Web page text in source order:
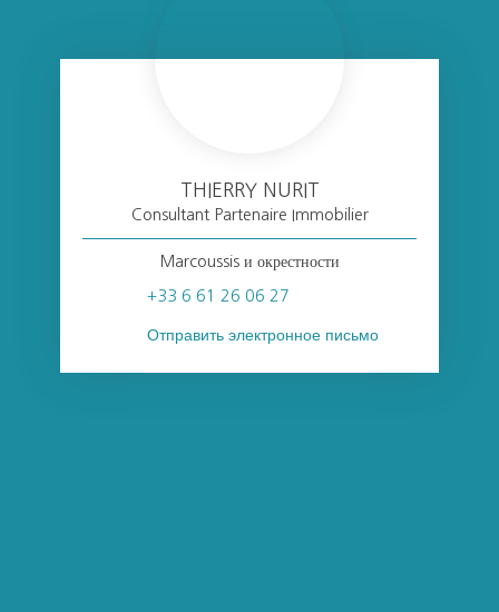
THIERRY NURIT
Consultant Partenaire Immobilier
Marcoussis и окрестности
+33 6 61 26 06 27
Отправить электронное письмо